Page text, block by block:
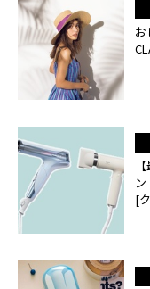
お
[